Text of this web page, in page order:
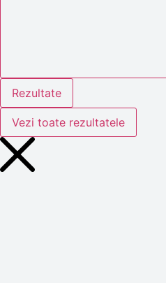
Rezultate
Vezi toate rezultatele